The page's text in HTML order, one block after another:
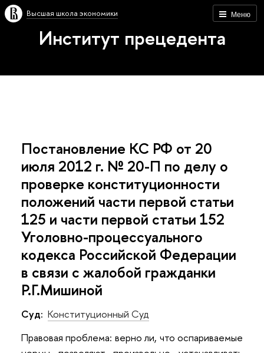
Меню
Высшая школа экономики
Институт прецедента
Постановление КС РФ от 20
июля 2012 г. № 20-П по делу о
проверке конституционности
положений части первой статьи
125 и части первой статьи 152
Уголовно-процессуального
кодекса Российской Федерации
в связи с жалобой гражданки
Р.Г.Мишиной
Суд: Конституционный Суд
Правовая проблема: верно ли, что оспариваемые